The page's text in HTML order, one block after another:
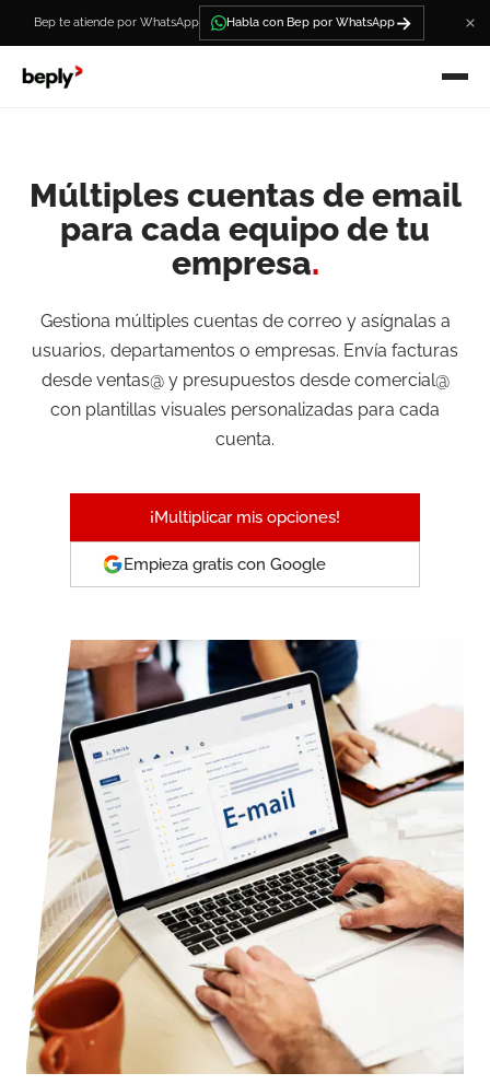
Bep te atiende por WhatsApp Habla con Bep por WhatsApp→
Múltiples cuentas de email
para cada equipo de tu
empresa.
Gestiona múltiples cuentas de correo y asígnalas a
usuarios, departamentos o empresas. Envía facturas
desde ventas@ y presupuestos desde comercial@
con plantillas visuales personalizadas para cada
cuenta.
¡Multiplicar mis opciones!
Empieza gratis con Google